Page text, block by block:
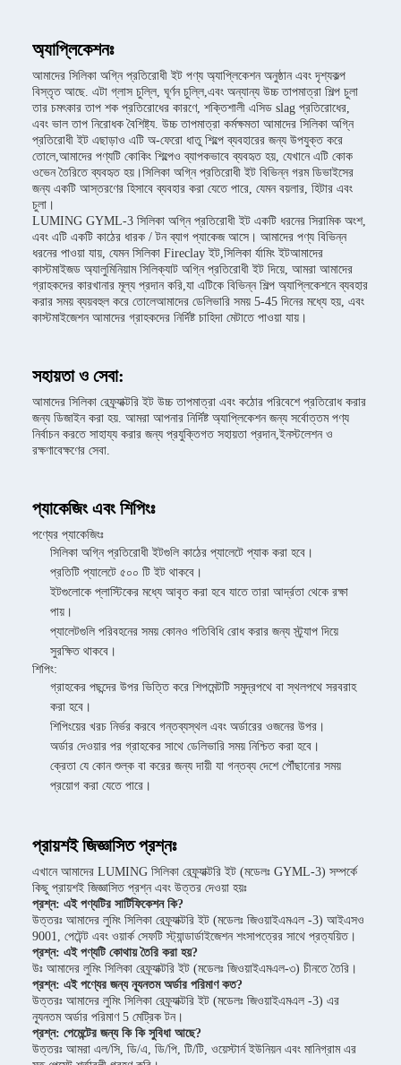
অ্যাপ্লিকেশনঃ
আমাদের সিলিকা অগ্নি প্রতিরোধী ইট পণ্য অ্যাপ্লিকেশন অনুষ্ঠান এবং দৃশ্যকল্প
বিস্তৃত আছে. এটা গ্লাস চুল্লি, ঘূর্ণন চুল্লি,এবং অন্যান্য উচ্চ তাপমাত্রা শিল্প চুলা
তার চমৎকার তাপ শক প্রতিরোধের কারণে, শক্তিশালী এসিড slag প্রতিরোধের,
এবং ভাল তাপ নিরোধক বৈশিষ্ট্য. উচ্চ তাপমাত্রা কর্মক্ষমতা আমাদের সিলিকা অগ্নি
প্রতিরোধী ইট এছাড়াও এটি অ-ফেরো ধাতু শিল্পে ব্যবহারের জন্য উপযুক্ত করে
তোলে,আমাদের পণ্যটি কোকিং শিল্পেও ব্যাপকভাবে ব্যবহৃত হয়, যেখানে এটি কোক
ওভেন তৈরিতে ব্যবহৃত হয়।সিলিকা অগ্নি প্রতিরোধী ইট বিভিন্ন গরম ডিভাইসের
জন্য একটি আস্তরণের হিসাবে ব্যবহার করা যেতে পারে, যেমন বয়লার, হিটার এবং
চুলা।
LUMING GYML-3 সিলিকা অগ্নি প্রতিরোধী ইট একটি ধরনের সিরামিক অংশ,
এবং এটি একটি কাঠের ধারক / টন ব্যাগ প্যাকেজ আসে। আমাদের পণ্য বিভিন্ন
ধরনের পাওয়া যায়, যেমন সিলিকা Fireclay ইট,সিলিকা র্যামিং ইটআমাদের
কাস্টমাইজড অ্যালুমিনিয়াম সিলিক্যাট অগ্নি প্রতিরোধী ইট দিয়ে, আমরা আমাদের
গ্রাহকদের কারখানার মূল্য প্রদান করি,যা এটিকে বিভিন্ন শিল্প অ্যাপ্লিকেশনে ব্যবহার
করার সময় ব্যয়বহুল করে তোলেআমাদের ডেলিভারি সময় 5-45 দিনের মধ্যে হয়, এবং
কাস্টমাইজেশন আমাদের গ্রাহকদের নির্দিষ্ট চাহিদা মেটাতে পাওয়া যায়।
সহায়তা ও সেবা:
আমাদের সিলিকা রেফ্র্যাক্টরি ইট উচ্চ তাপমাত্রা এবং কঠোর পরিবেশে প্রতিরোধ করার
জন্য ডিজাইন করা হয়. আমরা আপনার নির্দিষ্ট অ্যাপ্লিকেশন জন্য সর্বোত্তম পণ্য
নির্বাচন করতে সাহায্য করার জন্য প্রযুক্তিগত সহায়তা প্রদান,ইনস্টলেশন ও
রক্ষণাবেক্ষণের সেবা.
প্যাকেজিং এবং শিপিংঃ
পণ্যের প্যাকেজিংঃ
সিলিকা অগ্নি প্রতিরোধী ইটগুলি কাঠের প্যালেটে প্যাক করা হবে।
প্রতিটি প্যালেটে ৫০০ টি ইট থাকবে।
ইটগুলোকে প্লাস্টিকের মধ্যে আবৃত করা হবে যাতে তারা আর্দ্রতা থেকে রক্ষা
পায়।
প্যালেটগুলি পরিবহনের সময় কোনও গতিবিধি রোধ করার জন্য স্ট্র্যাপ দিয়ে
সুরক্ষিত থাকবে।
শিপিং:
গ্রাহকের পছন্দের উপর ভিত্তি করে শিপমেন্টটি সমুদ্রপথে বা স্থলপথে সরবরাহ
করা হবে।
শিপিংয়ের খরচ নির্ভর করবে গন্তব্যস্থল এবং অর্ডারের ওজনের উপর।
অর্ডার দেওয়ার পর গ্রাহকের সাথে ডেলিভারি সময় নিশ্চিত করা হবে।
ক্রেতা যে কোন শুল্ক বা করের জন্য দায়ী যা গন্তব্য দেশে পৌঁছানোর সময়
প্রয়োগ করা যেতে পারে।
প্রায়শই জিজ্ঞাসিত প্রশ্নঃ
এখানে আমাদের LUMING সিলিকা রেফ্র্যাক্টরি ইট (মডেলঃ GYML-3) সম্পর্কে
কিছু প্রায়শই জিজ্ঞাসিত প্রশ্ন এবং উত্তর দেওয়া হয়ঃ
প্রশ্ন: এই পণ্যটির সার্টিফিকেশন কি?
উত্তরঃ আমাদের লুমিং সিলিকা রেফ্র্যাক্টরি ইট (মডেলঃ জিওয়াইএমএল -3) আইএসও
9001, পেটেন্ট এবং ওয়ার্ক সেফটি স্ট্যান্ডার্ডাইজেশন শংসাপত্রের সাথে প্রত্যয়িত।
প্রশ্ন: এই পণ্যটি কোথায় তৈরি করা হয়?
উঃ আমাদের লুমিং সিলিকা রেফ্র্যাক্টরি ইট (মডেলঃ জিওয়াইএমএল-৩) চীনতে তৈরি।
প্রশ্ন: এই পণ্যের জন্য ন্যূনতম অর্ডার পরিমাণ কত?
উত্তরঃ আমাদের লুমিং সিলিকা রেফ্র্যাক্টরি ইট (মডেলঃ জিওয়াইএমএল -3) এর
ন্যূনতম অর্ডার পরিমাণ 5 মেট্রিক টন।
প্রশ্ন: পেমেন্টের জন্য কি কি সুবিধা আছে?
উত্তরঃ আমরা এল/সি, ডি/এ, ডি/পি, টি/টি, ওয়েস্টার্ন ইউনিয়ন এবং মানিগ্রাম এর